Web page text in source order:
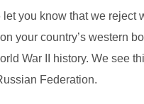
let you know that we
your country’s western
War II history. We see
Federation.